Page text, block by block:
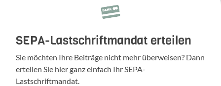
SEPA-Lastschriftmandat erteilen
Sie möchten Ihre Beiträge nicht mehr überweisen? Dann
erteilen Sie hier ganz einfach Ihr SEPA-
Lastschriftmandat.